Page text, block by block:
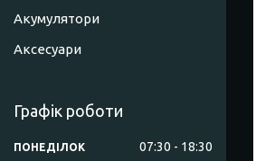
Акумулятори
Аксесуари
Графік роботи
ПОНЕДІЛОК 07:30 18:30